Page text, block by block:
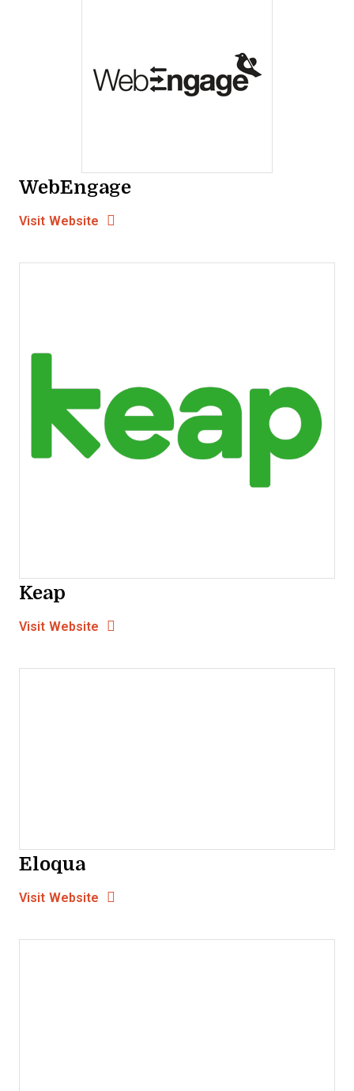
WebEngage
Visit Website Opens New Window
Keap
Visit Website Opens New Window
Eloqua
Visit Website Opens New Window